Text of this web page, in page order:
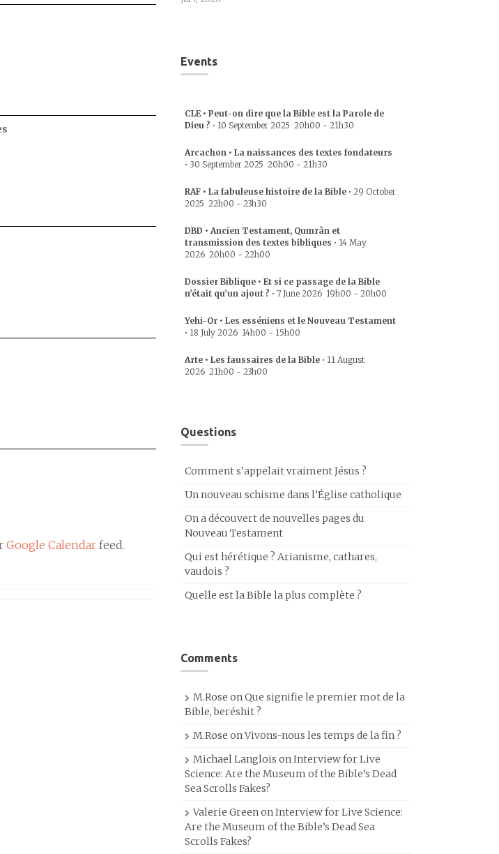
Google Calendar feed.
Events
CLE • Peut-on dire que la Bible est la Parole de
Dieu ? • 10 September 2025 20h00 - 21h30
Arcachon • La naissances des textes fondateurs
• 30 September 2025 20h00 - 21h30
RAF • La fabuleuse histoire de la Bible • 29 October
2025 22h00 - 23h30
DBD • Ancien Testament, Qumrân et
transmission des textes bibliques • 14 May
2026 20h00 - 22h00
Dossier Biblique • Et si ce passage de la Bible
n’était qu’un ajout ? • 7 June 2026 19h00 - 20h00
Yehi-Or • Les esséniens et le Nouveau Testament
• 18 July 2026 14h00 - 15h00
Arte • Les faussaires de la Bible • 11 August
2026 21h00 - 23h00
Questions
Comment s’appelait vraiment Jésus ?
Un nouveau schisme dans l’Église catholique
On a découvert de nouvelles pages du
Nouveau Testament
Qui est hérétique ? Arianisme, cathares,
vaudois ?
Quelle est la Bible la plus complète ?
Comments
M.Rose onQue signifie le premier mot de la
Bible, beréshit ?
M.Rose onVivons-nous les temps de la fin ?
Michael Langlois onInterview for Live
Science: Are the Museum of the Bible’s Dead
Sea Scrolls Fakes?
Valerie GreenonInterview for Live Science:
Are the Museum of the Bible’s Dead Sea
Scrolls Fakes?